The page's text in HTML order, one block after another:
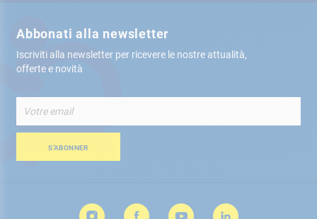
Abbonati alla newsletter
Iscriviti alla newsletter per ricevere le nostre attualità,
offerte e novità
alla
nostra
Newsletter:S’ABONNER